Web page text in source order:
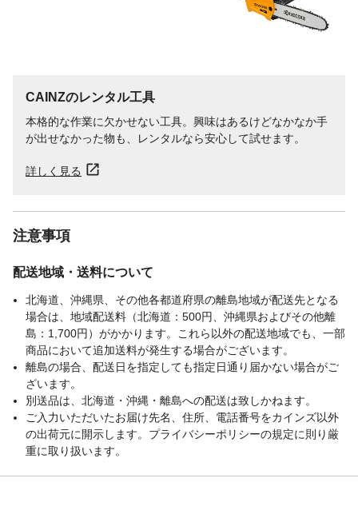
CAINZのレンタル工具
本格的な作業に欠かせない工具。興味はあるけどなかなか手
が出せなかった物も、レンタルなら安心して試せます。
詳しく見る
注意事項
配送地域・送料について
北海道、沖縄県、その他各都道府県の離島地域が配送先となる
場合は、地域配送料（北海道：500円、沖縄県およびその他離
島：1,700円）がかかります。これら以外の配送地域でも、一部
商品において追加送料が発生する場合がございます。
離島の場合、配送日を指定しても指定日通り届かない場合がご
ざいます。
別送品は、北海道・沖縄・離島への配送は致しかねます。
ご入力いただいたお届け先名、住所、電話番号をカインズ以外
の出荷元に開示します。プライバシーポリシーの規定に則り厳
重に取り扱います。